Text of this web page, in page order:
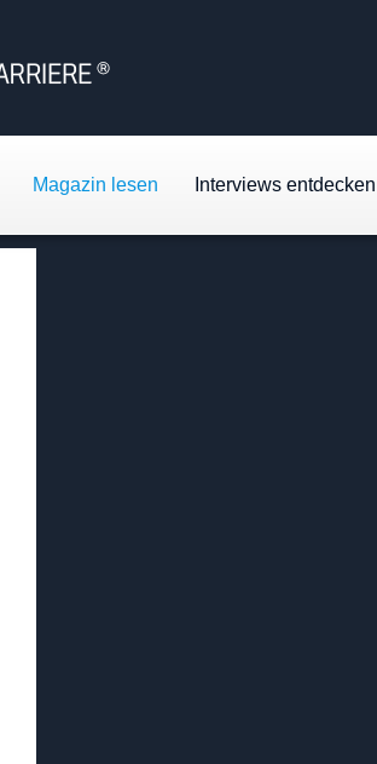
Magazin lesen Interviews entdecken